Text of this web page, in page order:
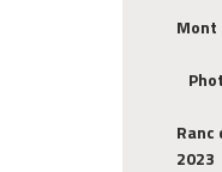
Mont
Ranc
2023